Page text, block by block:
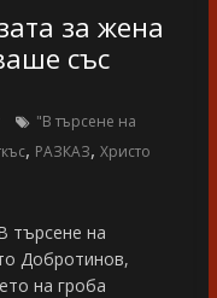
за жена
със
"В търсене на
, РАЗКАЗ, Христо
търсене на
Добротинов,
на гроба